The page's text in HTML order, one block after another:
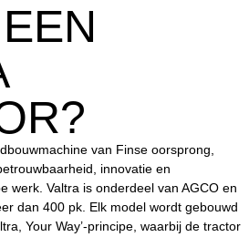
van Finse oorsprong,
innovatie en
werk. Valtra is onderdeel van AGCO en
dan 400 pk. Elk model wordt gebouwd
Your Way’-principe, waarbij de tractor